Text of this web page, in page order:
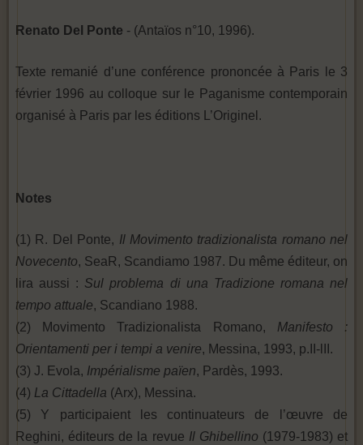
Renato Del Ponte - (Antaïos n°10, 1996).
Texte remanié d’une conférence prononcée à Paris le 3
février 1996 au colloque sur le Paganisme contemporain
organisé à Paris par les éditions L’Originel.
Notes
(1) R. Del Ponte, Il Movimento tradizionalista romano nel
Novecento, SeaR, Scandiamo 1987. Du même éditeur, on
lira aussi : Sul problema di una Tradizione romana nel
tempo attuale, Scandiano 1988.
(2) Movimento Tradizionalista Romano, Manifesto :
Orientamenti per i tempi a venire, Messina, 1993, p.II-lII.
(3) J. Evola, Impérialisme païen, Pardès, 1993.
(4) La Cittadella (Arx), Messina.
(5) Y participaient les continuateurs de l’œuvre de
Reghini, éditeurs de la revue Il Ghibellino (1979-1983) et